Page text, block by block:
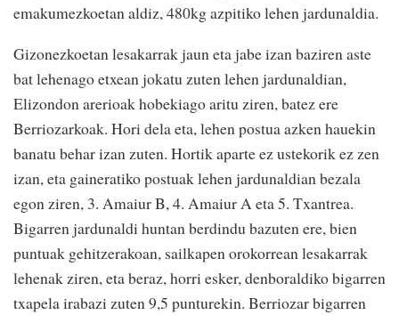
emakumezkoetan aldiz, 480kg azpitiko lehen jardunaldia.
Gizonezkoetan lesakarrak jaun eta jabe izan baziren aste
bat lehenago etxean jokatu zuten lehen jardunaldian,
Elizondon arerioak hobekiago aritu ziren, batez ere
Berriozarkoak. Hori dela eta, lehen postua azken hauekin
banatu behar izan zuten. Hortik aparte ez ustekorik ez zen
izan, eta gaineratiko postuak lehen jardunaldian bezala
egon ziren, 3. Amaiur B, 4. Amaiur A eta 5. Txantrea.
Bigarren jardunaldi huntan berdindu bazuten ere, bien
puntuak gehitzerakoan, sailkapen orokorrean lesakarrak
lehenak ziren, eta beraz, horri esker, denboraldiko bigarren
txapela irabazi zuten 9,5 punturekin. Berriozar bigarren